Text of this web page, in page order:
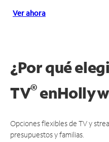
Ver ahora
¿Por qué
TV®en
Opciones flexibles de TV y
presupuestos y familias.